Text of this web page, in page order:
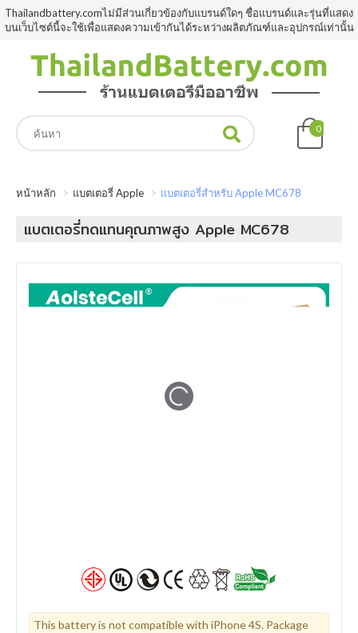
Thailandbattery.comไม่มีส่วนเกี่ยวข้องกับแบรนด์ใดๆ ชื่อแบรนด์และรุ่นที่แสดง
บนเว็บไซต์นี้จะใช้เพื่อแสดงความเข้ากันได้ระหว่างผลิตภัณฑ์และอุปกรณ์เท่านั้น
0
หน้าหลัก แบตเตอรี่ Apple แบตเตอรี่สำหรับ Apple MC678
แบตเตอรี่ทดแทนคุณภาพสูง Apple MC678
This battery is not compatible with iPhone 4S. Package